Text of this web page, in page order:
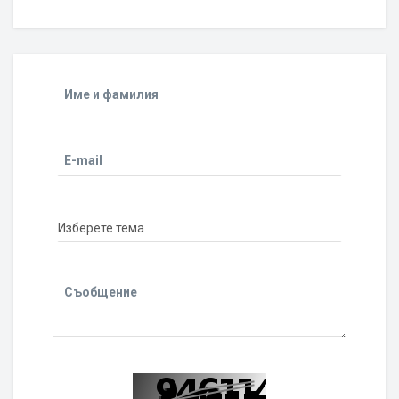
Име и фамилия
E-mail
Съобщение